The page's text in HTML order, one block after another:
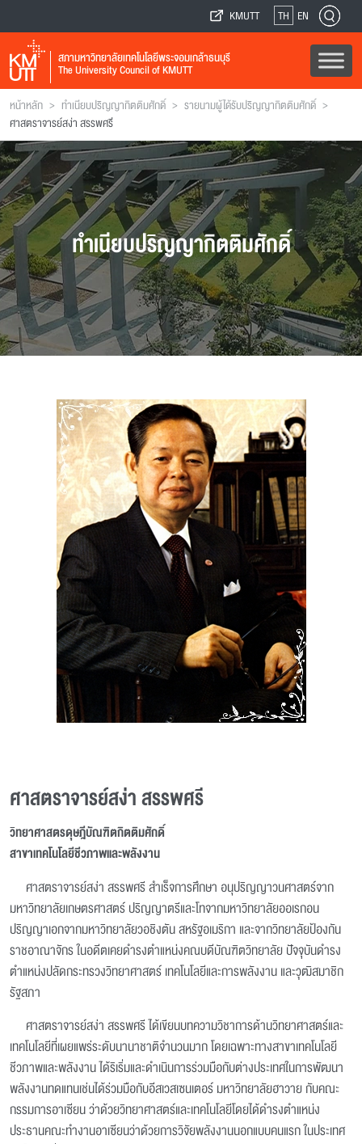
KMUTT TH EN
สภามหาวิทยาลัยเทคโนโลยีพระจอมเกล้าธนบุรี
The University Council of KMUTT
หน้าหลัก > ทำเนียบปริญญากิตติมศักดิ์ > รายนามผู้ได้รับปริญญากิตติมศักดิ์ >
ศาสตราจารย์สง่า สรรพศรี
ทำเนียบปริญญากิตติมศักดิ์
ศาสตราจารย์สง่า สรรพศรี
วิทยาศาสตรดุษฎีบัณฑิตกิตติมศักดิ์
สาขาเทคโนโลยีชีวภาพและพลังงาน
ศาสตราจารย์สง่า สรรพศรี สำเร็จการศึกษา อนุปริญญาวนศาสตร์จาก
มหาวิทยาลัยเกษตรศาสตร์ ปริญญาตรีและโทจากมหาวิทยาลัยออเรกอน
ปริญญาเอกจากมหาวิทยาลัยวอชิงตัน สหรัฐอเมริกา และจากวิทยาลัยป้องกัน
ราชอาณาจักร ในอดีตเคยดำรงตำแหน่งคณบดีบัณฑิตวิทยาลัย ปัจจุบันดำรง
ตำแหน่งปลัดกระทรวงวิทยาศาสตร์ เทคโนโลยีและการพลังงาน และวุฒิสมาชิก
รัฐสภา
ศาสตราจารย์สง่า สรรพศรี ได้เขียนบทความวิชาการด้านวิทยาศาสตร์และ
เทคโนโลยีที่เผยแพร่ระดับนานาชาติจำนวนมาก โดยเฉพาะทางสาขาเทคโนโลยี
ชีวภาพและพลังงาน ได้ริเริ่มและดำเนินการร่วมมือกับต่างประเทศในการพัฒนา
พลังงานทดแทนเช่นได้ร่วมมือกับอีสเวสเซนเตอร์ มหาวิทยาลัยฮาวาย กับคณะ
กรรมการอาเซียน ว่าด้วยวิทยาศาสตร์และเทคโนโลยีโดยได้ดำรงตำแหน่ง
ประธานคณะทำงานอาเซียนว่าด้วยการวิจัยพลังงานนอกแบบคนแรก ในประเทศ